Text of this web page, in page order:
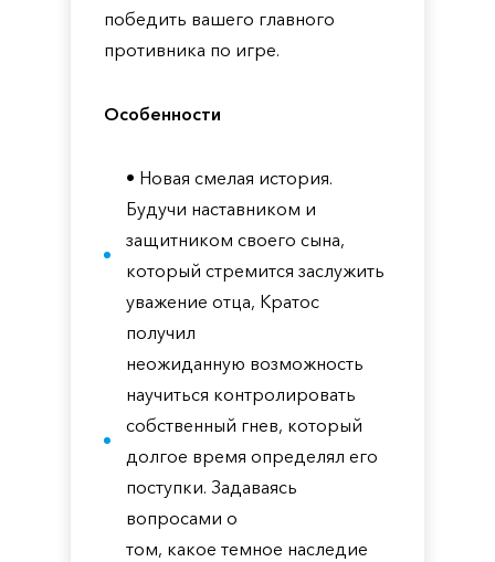
победить вашего главного
противника по игре.
Особенности
• Новая смелая история.
Будучи наставником и
защитником своего сына,
который стремится заслужить
уважение отца, Кратос
получил
неожиданную возможность
научиться контролировать
собственный гнев, который
долгое время определял его
поступки. Задаваясь
вопросами о
том, какое темное наследие